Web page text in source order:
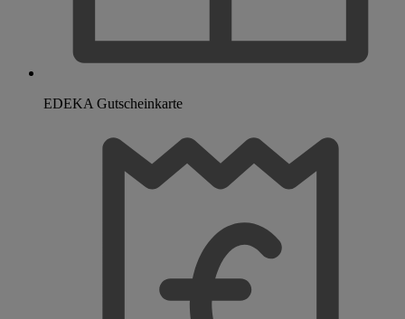
EDEKA Gutscheinkarte